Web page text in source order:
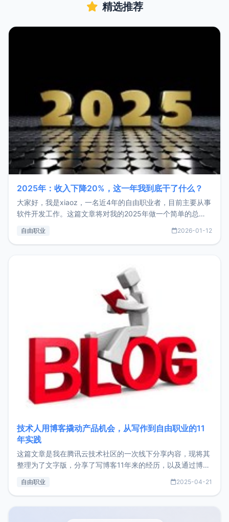
精选推荐
2025年：收入下降20%，这一年我到底干了什么？
大家好，我是xiaoz，一名近4年的自由职业者，目前主要从事
软件开发工作。这篇文章将对我的2025年做一个简单的总
收入下降20%，但却过得很充实，2026年不求突破，但求保
自由职业 2026-01-12
技术人用博客撬动产品机会，从写作到自由职业的11
年实践
这篇文章是我在腾讯云技术社区的一次线下分享内容，现将其
整理为了文字版，分享了写博客11年来的经历，以及通过博客
了我的首个产品ImgURL的真实数据和产品现状。自我介绍大
自由职业 2025-04-21